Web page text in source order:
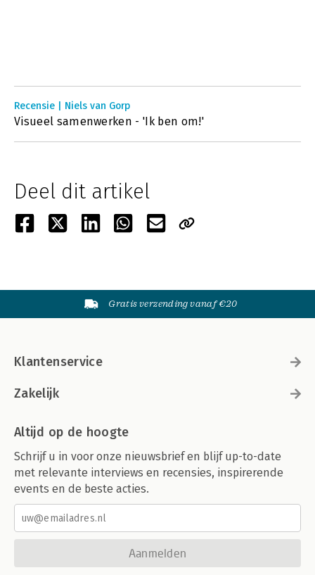
Recensie | Niels van Gorp
Visueel samenwerken - 'Ik ben om!'
Deel dit artikel
Gratis verzending vanaf €20
Klantenservice
Zakelijk
Altijd op de hoogte
Schrijf u in voor onze nieuwsbrief en blijf up-to-date
met relevante interviews en recensies, inspirerende
events en de beste acties.
Aanmelden